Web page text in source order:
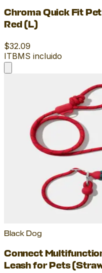
Chroma Quick Fit
Red (L)
$32.09
ITBMS incluido
Black Dog
Connect
Leash for Pets